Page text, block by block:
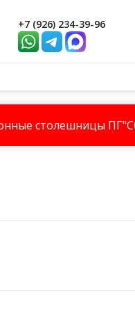
+7 (926) 234-39-96
столешницы